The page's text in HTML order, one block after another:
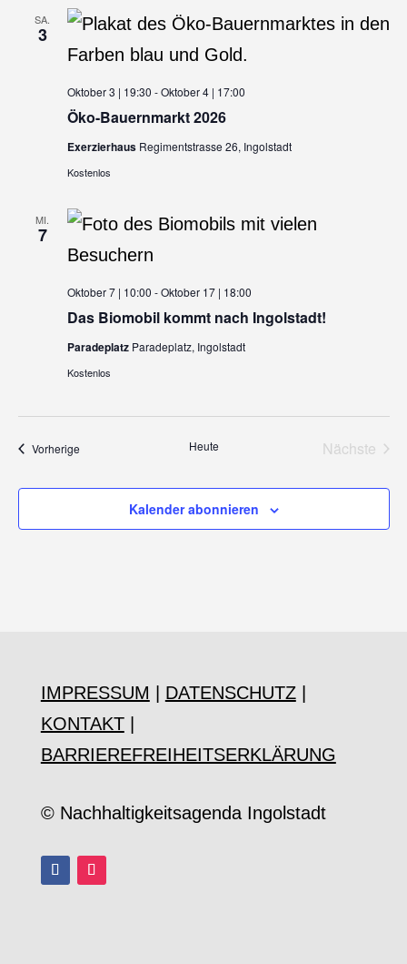
SA.
3
Öko-Bauernmarkt 2026
Oktober 3 | 19:30 -Oktober 4 | 17:00
Exerzierhaus Regimentstrasse 26, Ingolstadt
Kostenlos
MI.
7
Das Biomobil kommt nach Ingolstadt!
Oktober 7 | 10:00 -Oktober 17 | 18:00
Paradeplatz Paradeplatz, Ingolstadt
Kostenlos
VorherigeVeranstaltungen Heute
Nächste
Kalender abonnieren
IMPRESSUM DATENSCHUTZ|
KONTAKT
BARRIEREFREIHEITSERKLÄRUNG
© Nachhaltigkeitsagenda Ingolstadt